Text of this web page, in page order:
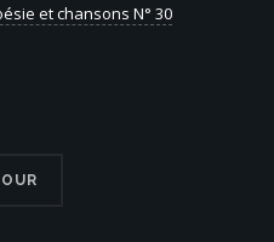
et chansons N° 30